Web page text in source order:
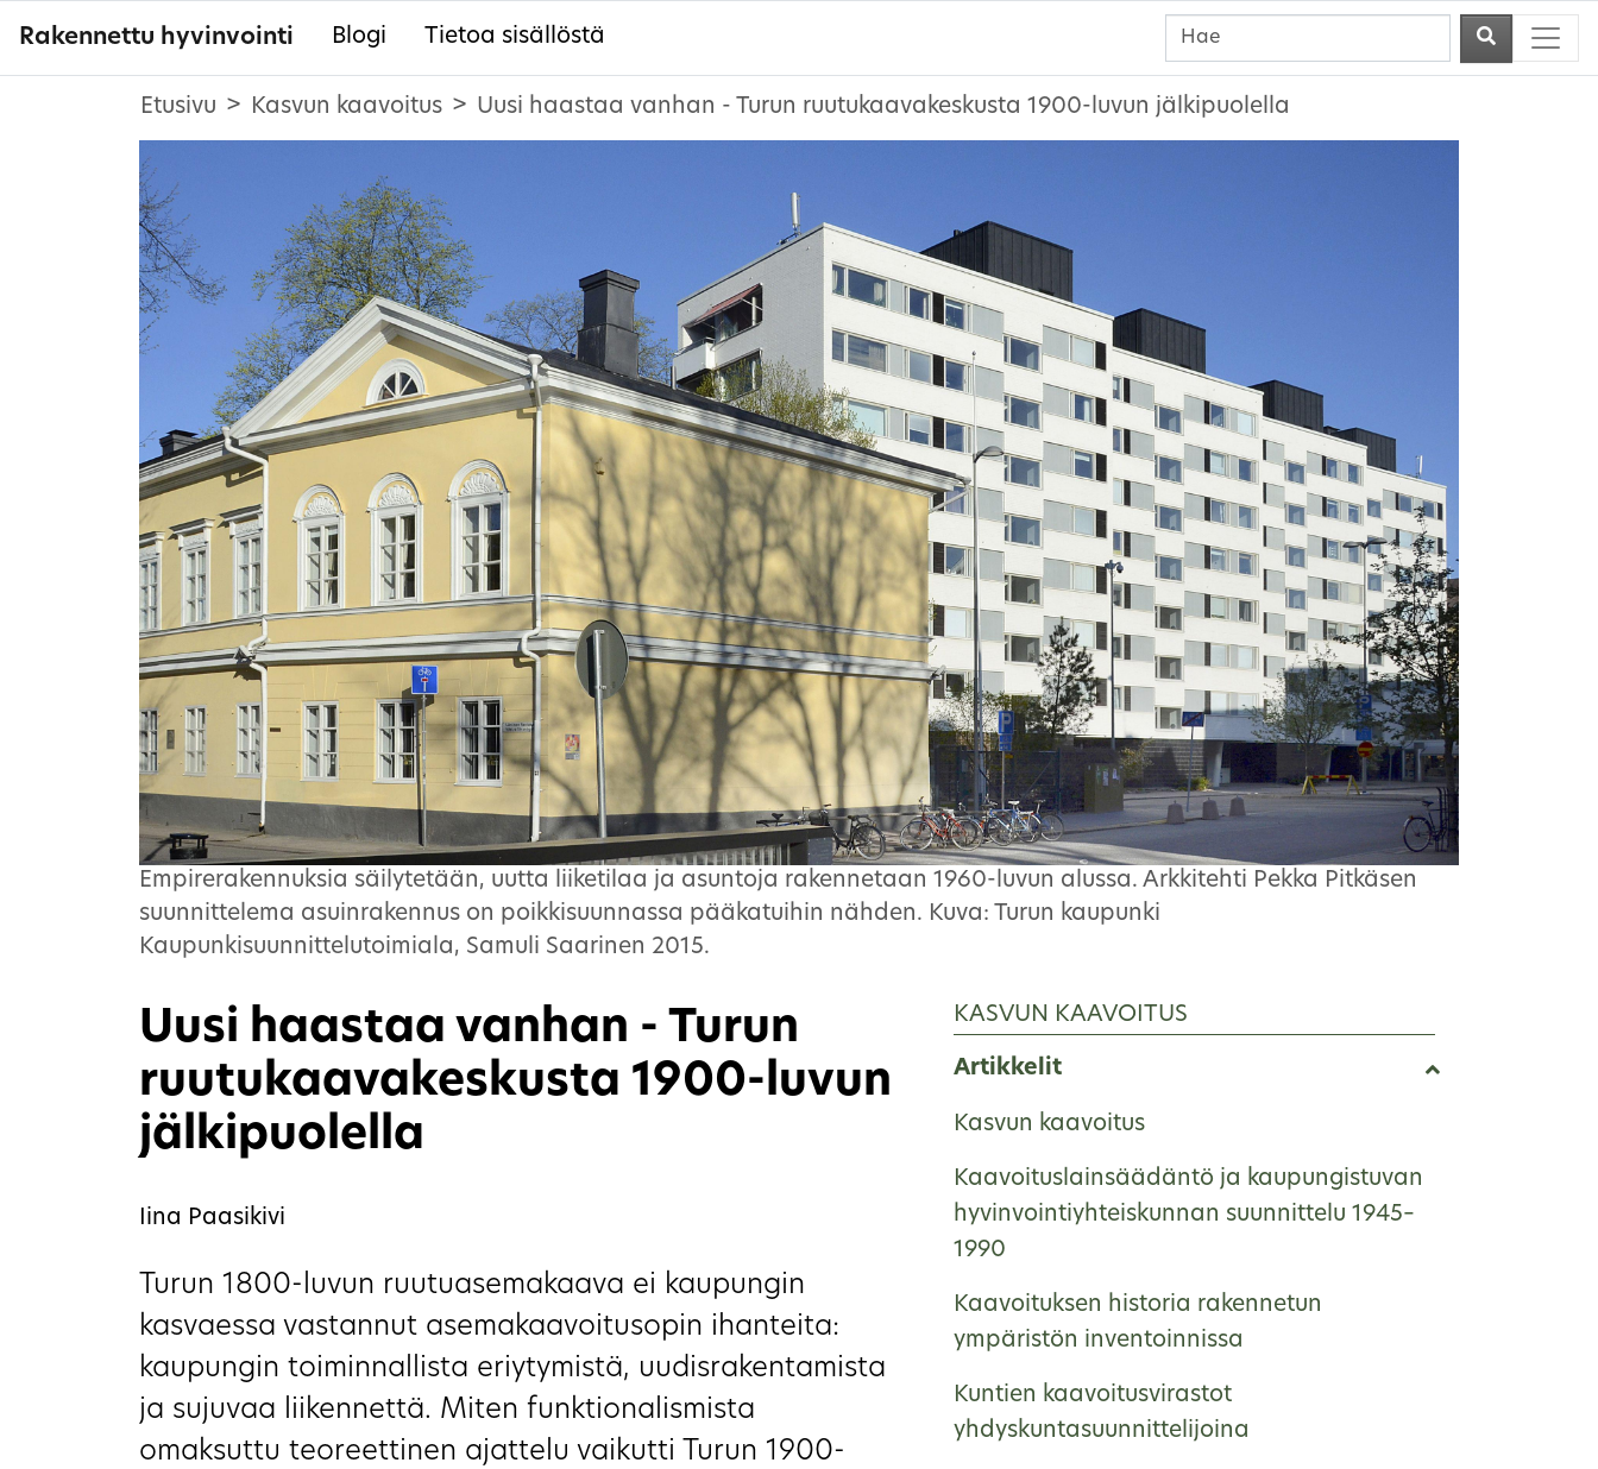
Rakennettu hyvinvointi Blogi Tietoa sisällöstä
Etusivu Kasvun kaavoitus Uusi haastaa vanhan - Turun ruutukaavakeskusta 1900-luvun jälkipuolella
Empirerakennuksia säilytetään, uutta liiketilaa ja asuntoja rakennetaan 1960-luvun alussa. Arkkitehti Pekka Pitkäsen
suunnittelema asuinrakennus on poikkisuunnassa pääkatuihin nähden. Kuva: Turun kaupunki
Kaupunkisuunnittelutoimiala, Samuli Saarinen 2015.
Uusi haastaa vanhan - Turun
ruutukaavakeskusta 1900-luvun
jälkipuolella
Iina Paasikivi
Turun 1800-luvun ruutuasemakaava ei kaupungin
kasvaessa vastannut asemakaavoitusopin ihanteita:
kaupungin toiminnallista eriytymistä, uudisrakentamista
ja sujuvaa liikennettä. Miten funktionalismista
omaksuttu teoreettinen ajattelu vaikutti Turun 1900-
KASVUN KAAVOITUS
Artikkelit
Kasvun kaavoitus
Kaavoituslainsäädäntö ja kaupungistuvan
hyvinvointiyhteiskunnan suunnittelu 1945–
1990
Kaavoituksen historia rakennetun
ympäristön inventoinnissa
Kuntien kaavoitusvirastot
yhdyskuntasuunnittelijoina